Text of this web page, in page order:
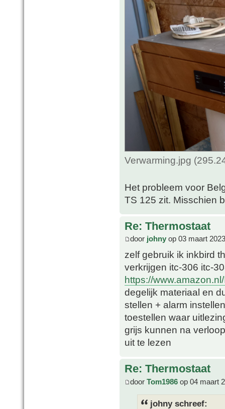
Verwarming.jpg
Het probleem voor
TS 125 zit. Misschien
Re: Thermostaat
door johny op 03 maart
zelf gebruik ik inkbird
verkrijgen itc-306 itc-
https://
degelijk materiaal en
stellen + alarm
toestellen waar
grijs kunnen na
uit te lezen
Re: Thermostaat
door Tom1986 op 04 maart
johny schreef: